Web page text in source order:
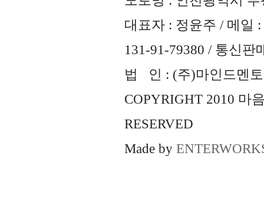
대표자 : 정윤주 / 메일 :
131-91-79380 / 통신판
법 인 : (주)마인드멘토
COPYRIGHT 2010 마
RESERVED
Made by